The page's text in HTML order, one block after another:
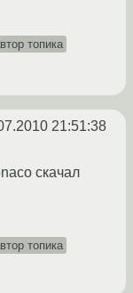
топика
21:51:38
скачал
топика